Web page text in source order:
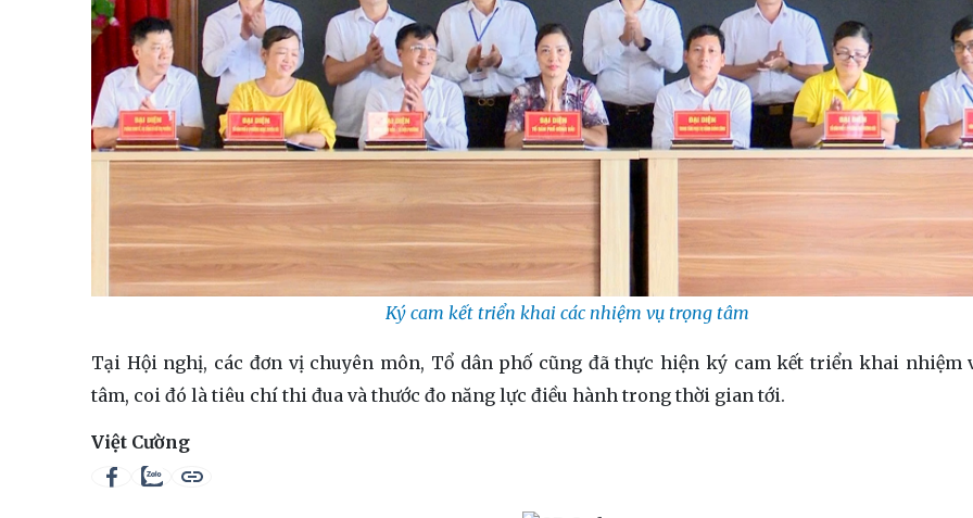
Ký cam kết triển khai các nhiệm vụ trọng tâm
Tại Hội nghị, các đơn vị chuyên môn, Tổ dân phố cũng đã thực hiện ký cam kết triển khai nhiệm
tâm, coi đó là tiêu chí thi đua và thước đo năng lực điều hành trong thời gian tới.
Việt Cường